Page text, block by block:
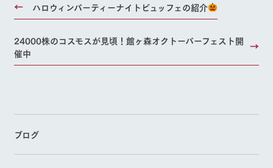
ハロウィンパーティーナイトビュッフェの紹介
24000株のコスモスが見頃！館ヶ森オクトーバーフェスト開
催中
ブログ